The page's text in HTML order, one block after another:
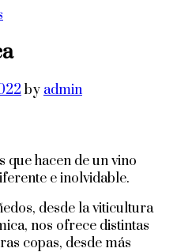
by admin
que hacen de un vino
e inolvidable.
desde la viticultura
nos ofrece distintas
copas, desde más